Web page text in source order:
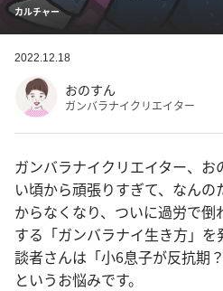
カルチャー
2022.12.18
おのすん
ガンバラナイクリエイター
ガンバラナイクリエイター、お
い頃から頑張りすぎて、なん
からなくなり、ついに過労で
する「ガンバラナイ生き方」
談者さんは「小6息子が反抗期
というお悩みです。